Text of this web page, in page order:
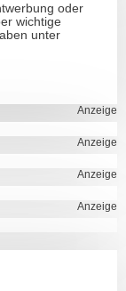
oder
wichtige
unter
Anzeige
Anzeige
Anzeige
Anzeige